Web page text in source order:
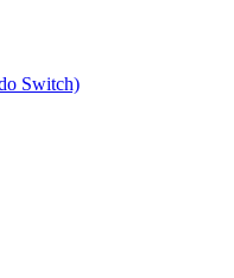
Switch)